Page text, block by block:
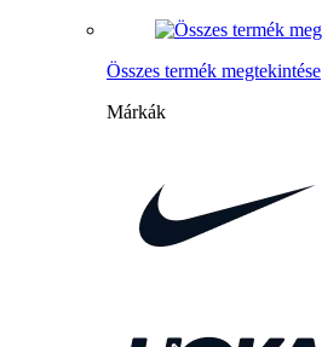
Összes termék megtekintése
Márkák